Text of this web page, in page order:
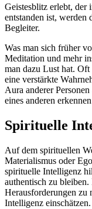
Geistesblitz erlebt, der
entstanden ist, werden
Begleiter.
Was man sich früher
Meditation und mehr
man dazu Lust hat.
eine verstärkte
Aura anderer
eines anderen
Spirituelle
Auf dem spirituellen
Materialismus oder
spirituelle Intelligenz
authentisch zu
Herausforderungen zu
Intelligenz einschätzen.